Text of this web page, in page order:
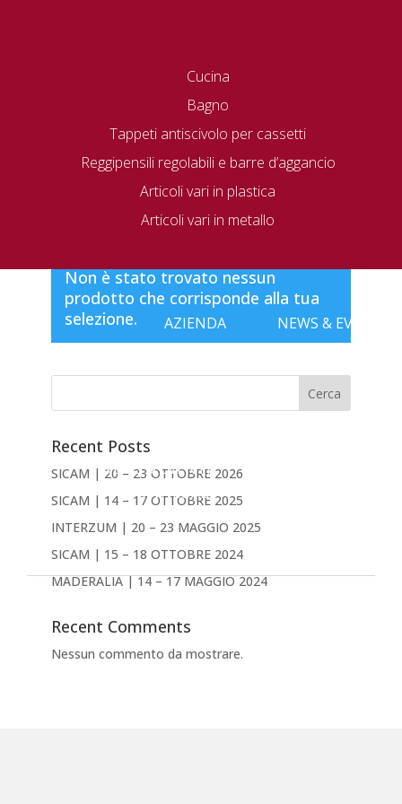
Cucina
Bagno
Tappeti antiscivolo per cassetti
Reggipensili regolabili e barre d’aggancio
Articoli vari in plastica
Articoli vari in metallo
AZIENDA NEWS & EVENTI
AZIENDA
NEWS & EVENTI
DOWNLOAD
Non è stato trovato nessun
prodotto che corrisponde alla tua
selezione.
Cerca
Recent Posts
SICAM | 20 – 23 OTTOBRE 2026
SICAM | 14 – 17 OTTOBRE 2025
INTERZUM | 20 – 23 MAGGIO 2025
SICAM | 15 – 18 OTTOBRE 2024
MADERALIA | 14 – 17 MAGGIO 2024
Recent Comments
Nessun commento da mostrare.